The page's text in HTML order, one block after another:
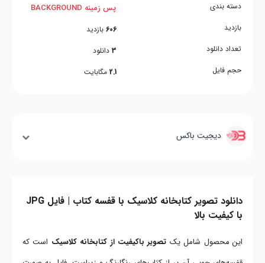
دسته بندی
بازدید
تعداد دانلود
حجم فایل
پس زمینه BACKGROUND
606 بازدید
3 دانلود
2.1 مگابایت
دیجیت باکس
دانلود تصویر کتابخانه کلاسیک با قفسه کتاب | فایل JPG
با کیفیت بالا
این محصول شامل یک تصویر باکیفیت از کتابخانه کلاسیک است که